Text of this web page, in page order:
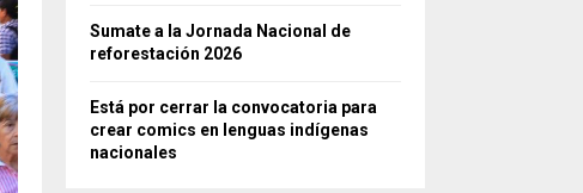
Sumate a la Jornada Nacional de
reforestación 2026
Está por cerrar la convocatoria para
crear comics en lenguas indígenas
nacionales